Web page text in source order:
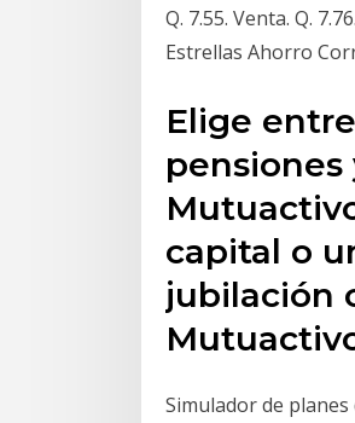
Q. 7.55. Venta. Q.
Estrellas Ahorro
Elige
pensiones
capital o
jubilación
Simulador de